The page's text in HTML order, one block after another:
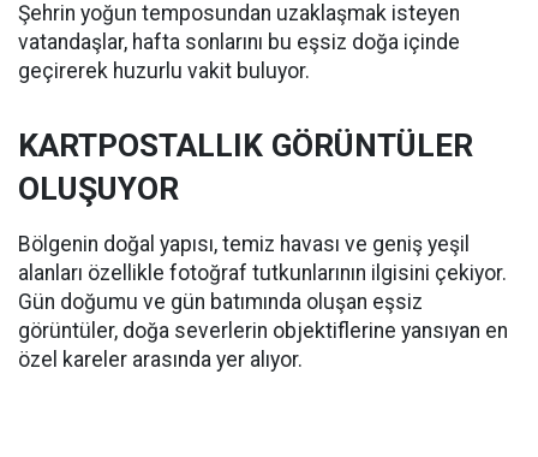
Şehrin yoğun temposundan uzaklaşmak isteyen
vatandaşlar, hafta sonlarını bu eşsiz doğa içinde
geçirerek huzurlu vakit buluyor.
KARTPOSTALLIK GÖRÜNTÜLER
OLUŞUYOR
Bölgenin doğal yapısı, temiz havası ve geniş yeşil
alanları özellikle fotoğraf tutkunlarının ilgisini çekiyor.
Gün doğumu ve gün batımında oluşan eşsiz
görüntüler, doğa severlerin objektiflerine yansıyan en
özel kareler arasında yer alıyor.